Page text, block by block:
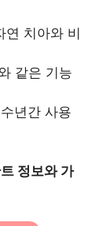
연 치아와 비
같은 기능
년간 사용
정보와 가